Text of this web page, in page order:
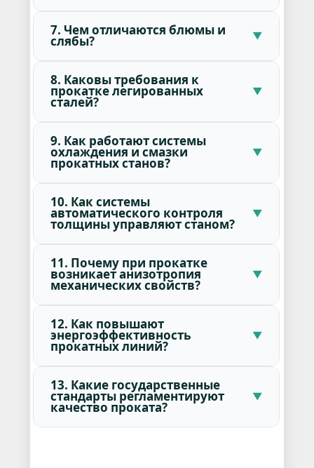
7. Чем отличаются блюмы и
слябы?
8. Каковы требования к
прокатке легированных
сталей?
9. Как работают системы
охлаждения и смазки
прокатных станов?
10. Как системы
автоматического контроля
толщины управляют станом?
11. Почему при прокатке
возникает анизотропия
механических свойств?
12. Как повышают
энергоэффективность
прокатных линий?
13. Какие государственные
стандарты регламентируют
качество проката?